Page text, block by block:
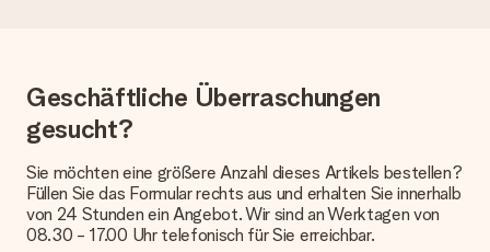
Welche Lieferoptionen stehen zur Verfügung?
Derzeit können wir (noch) keine verschiedenen Lieferoptionen
anbieten. Das Geschenk, das bestellt wird, wird als Paket oder
oder Päckchen geliefert wird, kontaktiere bitte unseren
Kundenservice.
Zahlung
Geschäftliche Überraschungen
gesucht?
Sie möchten eine größere Anzahl dieses Artikels bestellen?
Füllen Sie das Formular rechts aus und erhalten Sie innerhalb
von 24 Stunden ein Angebot. Wir sind an Werktagen von
08.30 - 17.00 Uhr telefonisch für Sie erreichbar.